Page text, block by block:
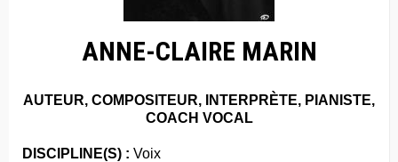
ANNE-CLAIRE MARIN
AUTEUR, COMPOSITEUR, INTERPRÈTE, PIANISTE,
COACH VOCAL
DISCIPLINE(S) : Voix